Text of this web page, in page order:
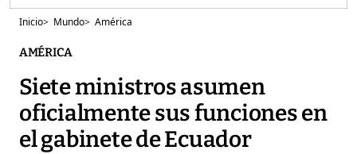
Inicio> Mundo> América
AMÉRICA
Siete ministros asumen
oficialmente sus funciones en
el gabinete de Ecuador